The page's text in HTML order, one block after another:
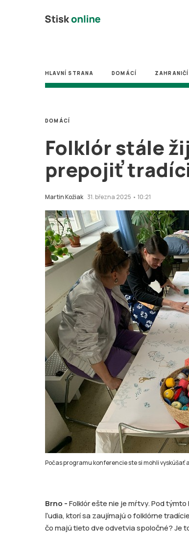
HLAVNÍ STRANA DOMÁCÍ ZAHRANIČÍ
Folklór stále
prepojiť
Martin Kožiak 31. března 2025 • 10:21
DOMÁCÍ
Počas programu konferencie ste si mohli vyskúšať
Brno -Folklór ešte nie je mŕtvy. Pod
ľudia, ktorí sa zaujímajú o folklórne
čo majú tieto dve odvetvia spoločné? Je